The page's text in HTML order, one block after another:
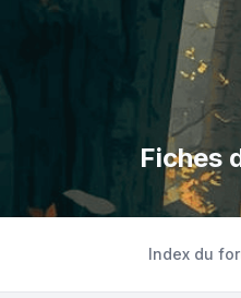
Fiches
Index du